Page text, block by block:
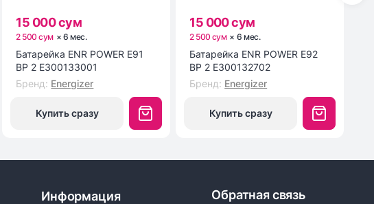
15 000 сум
2 500 сум × 6 мес.
Батарейка ENR POWER E91
BP 2 E300133001
Бренд: Energizer
Купить сразу
15 000 сум
2 500 сум × 6 мес.
Батарейка ENR POWER E92
BP 2 E300132702
Бренд: Energizer
Купить сразу
Информация Обратная связь